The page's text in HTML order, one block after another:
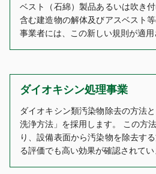
ベスト（石綿）製品あるいは吹き
含む建造物の解体及びアスベスト
事業者には、この新しい規則が適用
ダイオキシン処理事業
ダイオキシン類汚染物除去の方法
洗浄方法」を採用します。 この方
り、設備表面から汚染物を除去す
る評価でも高い効果が確認されてい